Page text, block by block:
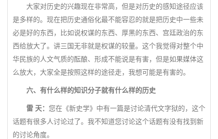
大家对历史的兴趣现在非常高，但是对历史的感知途径应该
是多样的。现在把历史通俗化最不能容忍的就是把历史中一些未
必是好的东西，比如说权谋的东西、厚黑的东西、宫廷政治的东
西给放大了。讲三国无非就是权谋的较量。这个我觉得对整个中
华民族的人文气质的酝酿、形成不能说是有害，但是如果媒体这
么放大，大家全是按照这样的途径走，我想可能是有害的。
六、有什么样的知识分子就有什么样的历史
雷 天： 您在《新史学》中有一篇是讨论清代文字狱的，这个
话题有很多人讨论过了。我不知道您讨论这个话题有没有找到新
的讨论角度。